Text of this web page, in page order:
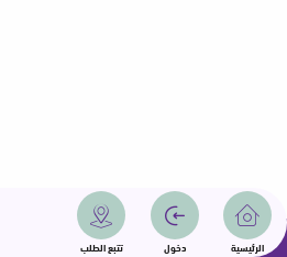
الرئيسية دخول تتبع الطلب
جميع الحقوق محفوظة | سمامة 2025 | دولة قطر